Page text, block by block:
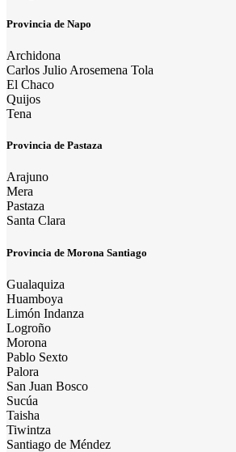
Provincia de Napo
Archidona
Carlos Julio Arosemena Tola
El Chaco
Quijos
Tena
Provincia de Pastaza
Arajuno
Mera
Pastaza
Santa Clara
Provincia de Morona Santiago
Gualaquiza
Huamboya
Limón Indanza
Logroño
Morona
Pablo Sexto
Palora
San Juan Bosco
Sucúa
Taisha
Tiwintza
Santiago de Méndez